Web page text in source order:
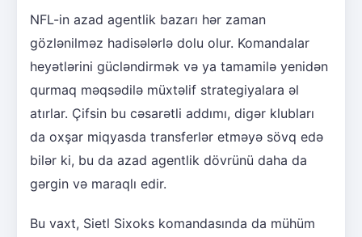
NFL-in azad agentlik bazarı hər zaman
gözlənilməz hadisələrlə dolu olur. Komandalar
heyətlərini gücləndirmək və ya tamamilə yenidən
qurmaq məqsədilə müxtəlif strategiyalara əl
atırlar. Çifsin bu cəsarətli addımı, digər klubları
da oxşar miqyasda transferlər etməyə sövq edə
bilər ki, bu da azad agentlik dövrünü daha da
gərgin və maraqlı edir.
Bu vaxt, Sietl Sixoks komandasında da mühüm